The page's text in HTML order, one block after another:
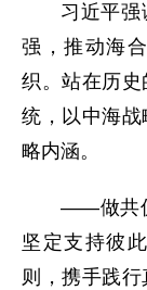
习近平强
强，推动海
织。站在历
统，以中海
略内涵。
——做共
坚定支持彼
则，携手践